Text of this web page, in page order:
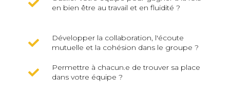
en bien être au travail et en fluidité ?
Développer la collaboration, l'écoute
mutuelle et la cohésion dans le groupe ?
Permettre à chacun.e de trouver sa place
dans votre équipe ?